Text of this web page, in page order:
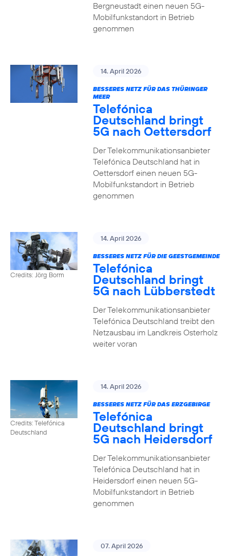
Bergneustadt einen neuen 5G-
Mobilfunkstandort in Betrieb
genommen
14. April 2026
BESSERES NETZ FÜR DAS THÜRINGER
MEER
Telefónica
Deutschland bringt
5G nach Oettersdorf
Der Telekommunikationsanbieter
Telefónica Deutschland hat in
Oettersdorf einen neuen 5G-
Mobilfunkstandort in Betrieb
genommen
Credits: Jörg Borm
14. April 2026
BESSERES NETZ FÜR DIE GEESTGEMEINDE
Telefónica
Deutschland bringt
5G nach Lübberstedt
Der Telekommunikationsanbieter
Telefónica Deutschland treibt den
Netzausbau im Landkreis Osterholz
weiter voran
Credits: Telefónica
Deutschland
14. April 2026
BESSERES NETZ FÜR DAS ERZGEBIRGE
Telefónica
Deutschland bringt
5G nach Heidersdorf
Der Telekommunikationsanbieter
Telefónica Deutschland hat in
Heidersdorf einen neuen 5G-
Mobilfunkstandort in Betrieb
genommen
07. April 2026